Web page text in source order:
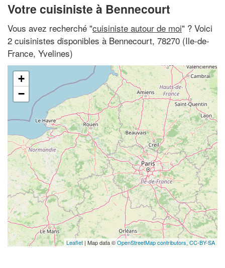
Votre cuisiniste à Bennecourt
Vous avez recherché "cuisiniste autour de moi" ? Voici
2 cuisinistes disponibles à Bennecourt, 78270 (Ile-de-
France, Yvelines)
+
−
Leaflet | Map data ©OpenStreetMap contributors, CC-BY-SA